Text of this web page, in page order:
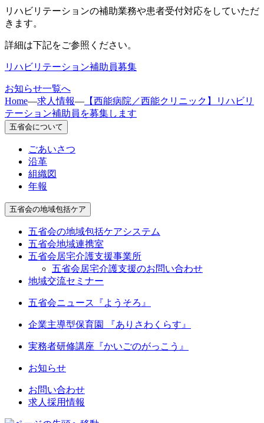
リハビリテーションの補助業務や患者受付対応をしていただ
きます。
詳細は下記をご参照ください。
リハビリテーション補助員募集
お知らせ一覧へ
Home—求人情報— 【西能病院／西能クリニック】リハビリ
テーション補助員を募集します
五省会について
ごあいさつ
沿革
組織図
年報
五省会の地域包括ケア
五省会の地域包括ケアシステム
五省会地域連携室
五省会居宅介護支援事業所
五省会居宅介護支援のお問い合わせ
地域交流セミナー
五省会ニュース『ようそろ』
企業主導型保育園 『ありさわくらす』
実務者研修講座 『かいごのがっこう』
お知らせ
お問い合わせ
求人採用情報